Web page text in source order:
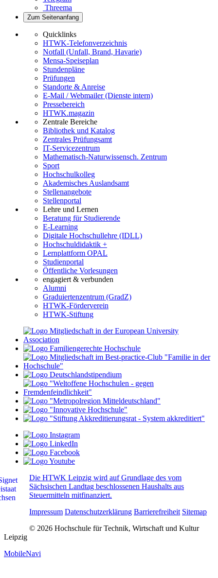
Threema
Zum Seitenanfang
Quicklinks
HTWK-Telefonverzeichnis
Notfall (Unfall, Brand, Havarie)
Mensa-Speiseplan
Stundenpläne
Prüfungen
Standorte & Anreise
E-Mail / Webmailer (Dienste intern)
Pressebereich
HTWK.magazin
Zentrale Bereiche
Bibliothek und Katalog
Zentrales Prüfungsamt
IT-Servicezentrum
Mathematisch-Naturwissensch. Zentrum
Sport
Hochschulkolleg
Akademisches Auslandsamt
Stellenangebote
Stellenportal
Lehre und Lernen
Beratung für Studierende
E-Learning
Digitale Hochschullehre (IDLL)
Hochschuldidaktik +
Lernplattform OPAL
Studienportal
Öffentliche Vorlesungen
engagiert & verbunden
Alumni
Graduiertenzentrum (GradZ)
HTWK-Förderverein
HTWK-Stiftung
Die HTWK Leipzig wird auf Grundlage des vom
Sächsischen Landtag beschlossenen Haushalts aus
Steuermitteln mitfinanziert.
Impressum Datenschutzerklärung Barrierefreiheit Sitemap
© 2026 Hochschule für Technik, Wirtschaft und Kultur
Leipzig
MobileNavi